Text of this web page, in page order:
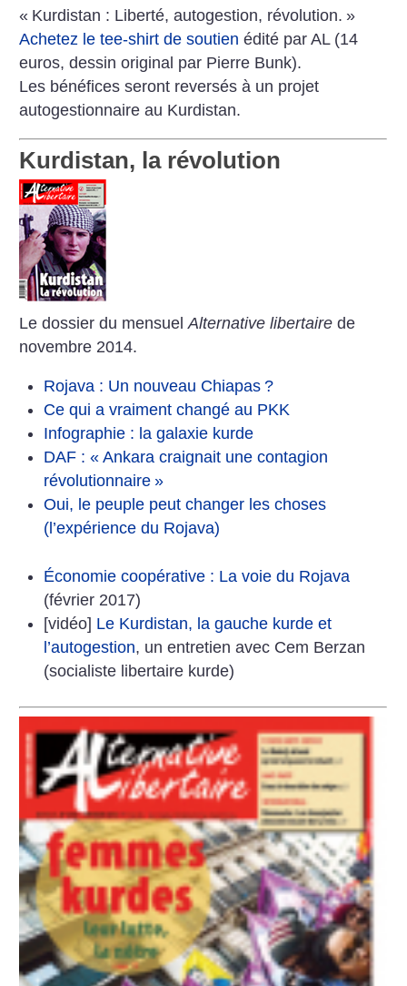
« Kurdistan : Liberté, autogestion, révolution. »
Achetez le tee-shirt de soutien édité par AL (14
euros, dessin original par Pierre Bunk).
Les bénéfices seront reversés à un projet
autogestionnaire au Kurdistan.
Kurdistan, la révolution
Le dossier du mensuelAlternative libertaire de
novembre 2014.
Rojava : Un nouveau Chiapas ?
Ce qui a vraiment changé au PKK
Infographie : la galaxie kurde
DAF : « Ankara craignait une contagion
révolutionnaire »
Oui, le peuple peut changer les choses
(l’expérience du Rojava)
Économie coopérative : La voie du Rojava
(février 2017)
[vidéo] Le Kurdistan, la gauche kurde et
l’autogestion, un entretien avec Cem Berzan
(socialiste libertaire kurde)